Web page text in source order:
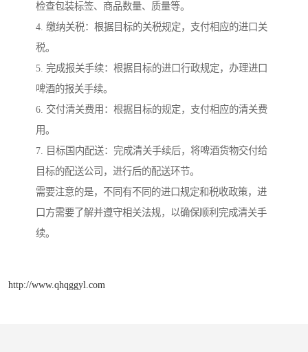
检查包装标签、商品数量、质量等。
4. 缴纳关税：根据目标的关税规定，支付相应的进口关
税。
5. 完成报关手续：根据目标的进口行政规定，办理进口
啤酒的报关手续。
6. 交付清关费用：根据目标的规定，支付相应的清关费
用。
7. 目标国内配送：完成清关手续后，将啤酒货物交付给
目标的配送公司，进行后的配送环节。
需要注意的是，不同有不同的进口规定和税收政策，进
口方需要了解并遵守相关法规，以确保顺利完成清关手
续。
http://www.qhqggyl.com